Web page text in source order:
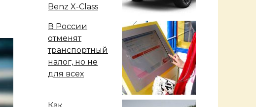
Benz X-Class
В России
отменят
транспортный
налог, но не
для всех
Как